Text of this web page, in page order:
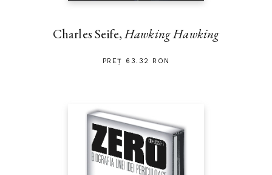
Charles Seife,Hawking Hawking
PREȚ 63.32 RON